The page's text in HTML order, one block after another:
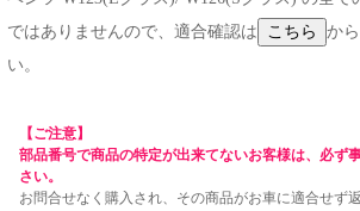
ではありませんので、適合確認は
か
い。
【ご注意】
部品番号で商品の特定が出来てないお客様は、必ず
さい。
お問合せなく購入され、その商品がお車に適合せず